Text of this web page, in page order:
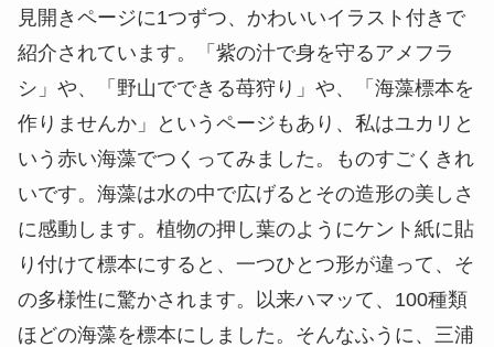
見開きページに1つずつ、かわいいイラスト付きで
紹介されています。「紫の汁で身を守るアメフラ
シ」や、「野山でできる苺狩り」や、「海藻標本を
作りませんか」というページもあり、私はユカリと
いう赤い海藻でつくってみました。ものすごくきれ
いです。海藻は水の中で広げるとその造形の美しさ
に感動します。植物の押し葉のようにケント紙に貼
り付けて標本にすると、一つひとつ形が違って、そ
の多様性に驚かされます。以来ハマッて、100種類
ほどの海藻を標本にしました。そんなふうに、三浦